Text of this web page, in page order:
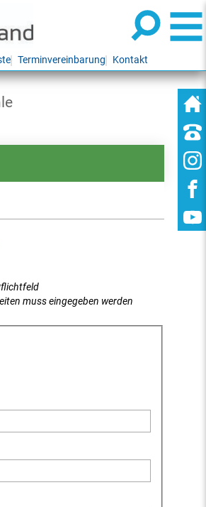
Terminvereinbarung Kontakt
muss eingegeben werden